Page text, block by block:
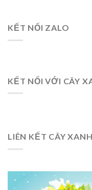
KẾT NỐI ZALO
KẾT NỐI VỚI CÂY
LIÊN KẾT CÂY